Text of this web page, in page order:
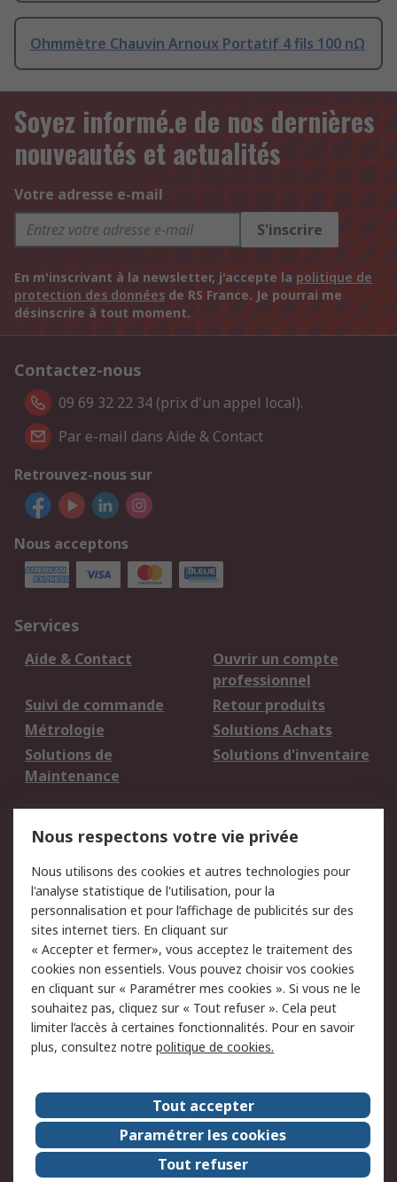
Ohmmètre Chauvin Arnoux Portatif 4 fils 100 nΩ
Soyez informé.e de nos dernières
nouveautés et actualités
Votre adresse e-mail
S'inscrire
En m'inscrivant à la newsletter, j'accepte la politique de
protection des données de RS France. Je pourrai me
désinscrire à tout moment.
Contactez-nous
09 69 32 22 34 (prix d'un appel local).
Par e-mail dans Aide & Contact
Retrouvez-nous sur
Nous acceptons
Services
Aide & Contact
Ouvrir un compte
professionnel
Suivi de commande
Retour produits
Métrologie
Solutions Achats
Solutions de
Maintenance
Solutions d'inventaire
du site
Politique de protection
des données - Mise à
jour
Sécurité des E-mails
Conditions générales
de vente
Politique anti-
corruption
Campagnes marketing
A propos de RS
A propos de RS France
Evénements
Le groupe RS Group Plc
Presse
RS dans le monde
Démarche RSE
Nous rejoindre
RS Particuliers
Nous respectons votre vie privée
Nous utilisons des cookies et autres technologies pour
l'analyse statistique de l'utilisation, pour la
personnalisation et pour l’affichage de publicités sur des
sites internet tiers. En cliquant sur
« Accepter et fermer», vous acceptez le traitement des
cookies non essentiels. Vous pouvez choisir vos cookies
en cliquant sur « Paramétrer mes cookies ». Si vous ne le
souhaitez pas, cliquez sur « Tout refuser ». Cela peut
limiter l’accès à certaines fonctionnalités. Pour en savoir
plus, consultez notre politique de cookies.
Tout accepter
Paramétrer les cookies
Tout refuser